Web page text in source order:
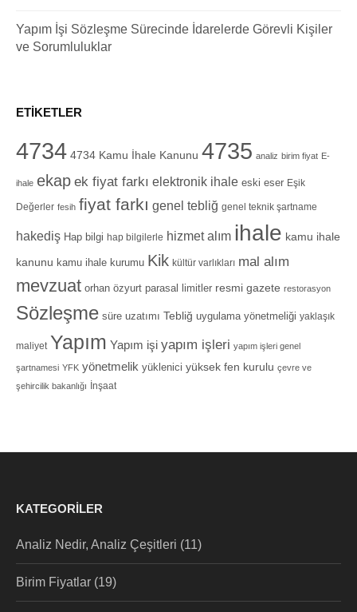
Yapım İşi Sözleşme Sürecinde İdarelerde Görevli Kişiler
ve Sorumluluklar
ETIKETLER
4734 4734 Kamu İhale Kanunu 4735 analiz birim fiyat E-
ihale ekap ek fiyat farkı elektronik ihale eski eser Eşik
Değerler fesih fiyat farkı genel tebliğ genel teknik şartname
hakediş Hap bilgi hap bilgilerle hizmet alım ihale kamu ihale
kanunu kamu ihale kurumu Kik kültür varlıkları mal alım
mevzuat orhan özyurt parasal limitler resmi gazete restorasyon
Sözleşme süre uzatımı Tebliğ uygulama yönetmeliği yaklaşık
maliyet Yapım Yapım işi yapım işleri yapım işleri genel
şartnamesi YFK yönetmelik yüklenici yüksek fen kurulu çevre ve
şehircilik bakanlığı
İnşaat
KATEGORILER
Analiz Nedir, Analiz Çeşitleri (11)
Birim Fiyatlar (19)